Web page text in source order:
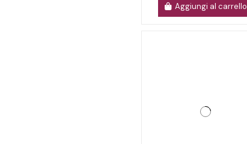
Aggiungi al carrello